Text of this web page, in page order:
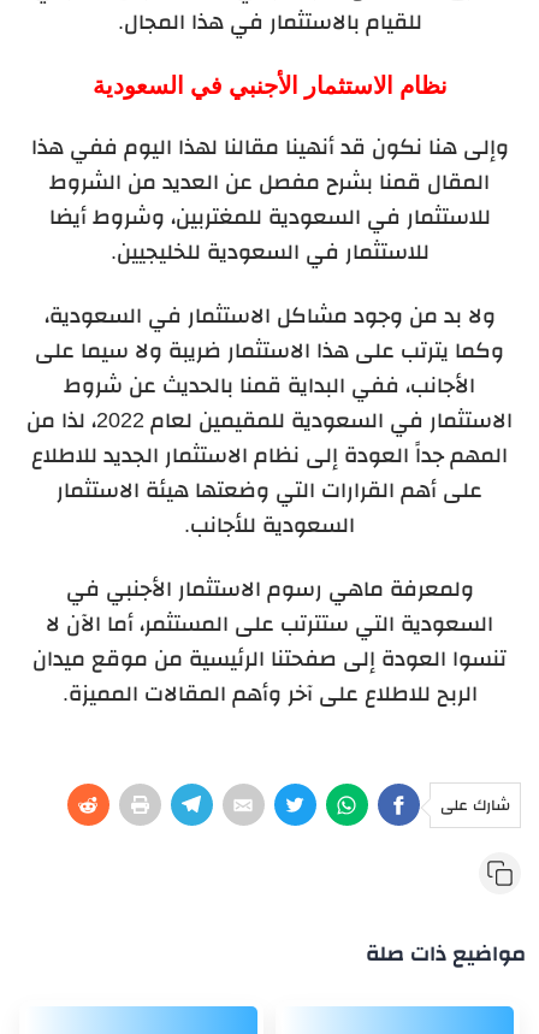
للقيام بالاستثمار في هذا المجال.
نظام الاستثمار الأجنبي في السعودية
وإلى هنا نكون قد أنهينا مقالنا لهذا اليوم ففي هذا
المقال قمنا بشرح مفصل عن العديد من الشروط
للاستثمار في السعودية للمغتربين، وشروط أيضا
للاستثمار في السعودية للخليجيين.
ولا بد من وجود مشاكل الاستثمار في السعودية،
وكما يترتب على هذا الاستثمار ضريبة ولا سيما على
الأجانب، ففي البداية قمنا بالحديث عن شروط
الاستثمار في السعودية للمقيمين لعام 2022، لذا من
المهم جداً العودة إلى نظام الاستثمار الجديد للاطلاع
على أهم القرارات التي وضعتها هيئة الاستثمار
السعودية للأجانب.
ولمعرفة ماهي رسوم الاستثمار الأجنبي في
السعودية التي ستترتب على المستثمر، أما الآن لا
تنسوا العودة إلى صفحتنا الرئيسية من موقع ميدان
الربح للاطلاع على آخر وأهم المقالات المميزة.
شارك على
مواضيع ذات صلة